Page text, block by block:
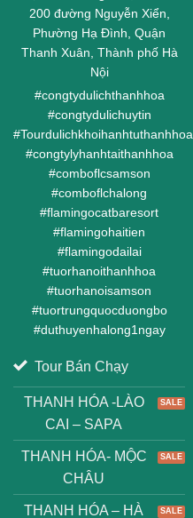
200 đường Nguyễn Xiển,
Phường Hạ Đình, Quận
Thanh Xuân, Thành phố Hà
Nội
#congtydulichthanhhoa
#congtydulichuytin
#Tourdulichkhoihanhtuthanhhoa
#congtylyhanhtaithanhhoa
#comboflcsamson
#comboflchalong
#flamingocatbaresort
#flamingohaitien
#flamingodailai
#tuorhanoithanhhoa
#tuorhanoisamson
#tuortrungquocduongbo
#duthuyenhalong1ngay
Tour Bán Chạy
THANH HÓA -LÀO
CAI – SAPA
THANH HÓA- MỘC
CHÂU
THANH HÓA – HÀ